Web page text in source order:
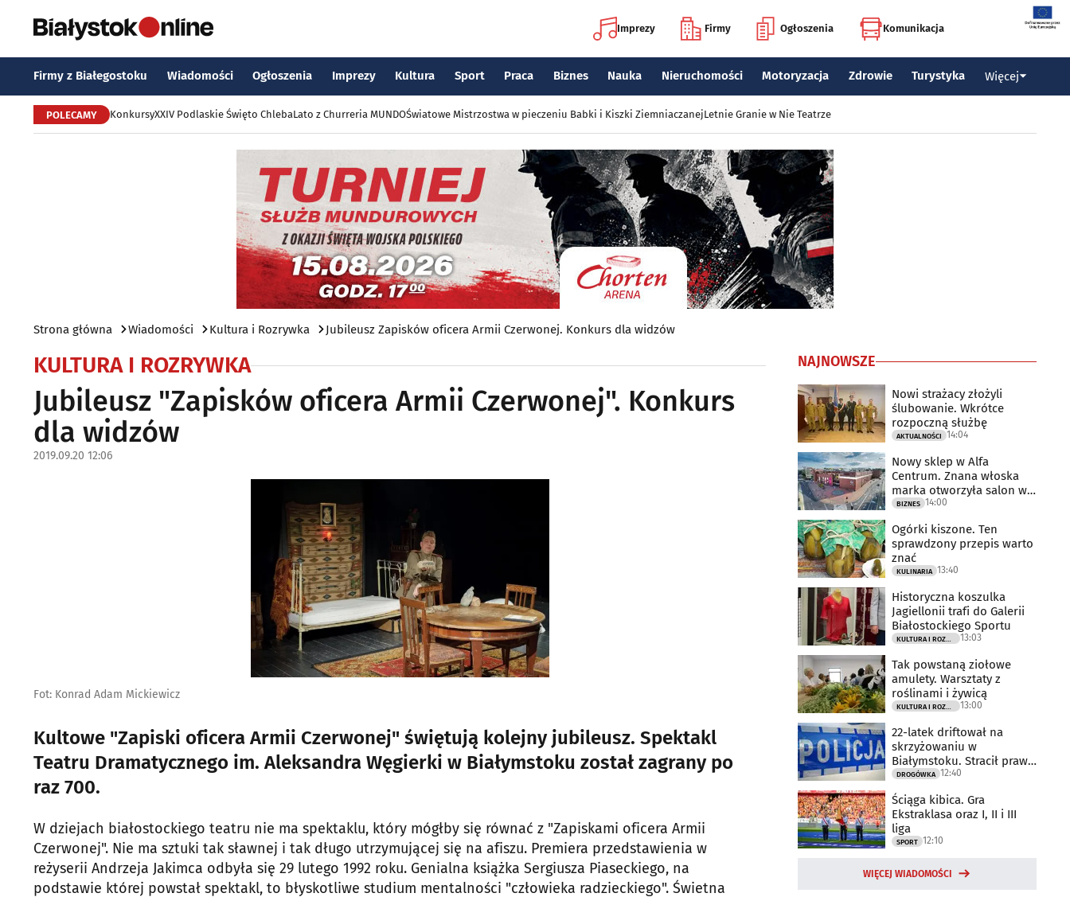
Imprezy Firmy Ogłoszenia Komunikacja
Firmy z Białegostoku Wiadomości Ogłoszenia Imprezy Kultura Sport Praca Biznes Nauka Nieruchomości Motoryzacja Zdrowie Turystyka Więcej
POLECAMY KonkursyXXIV Podlaskie Święto ChlebaLato z Churreria MUNDOŚwiatowe Mistrzostwa w pieczeniu Babki i Kiszki ZiemniaczanejLetnie Granie w Nie Teatrze
Strona główna Wiadomości Kultura i Rozrywka Jubileusz Zapisków oficera Armii Czerwonej. Konkurs dla widzów
KULTURA I ROZRYWKA
Jubileusz "Zapisków oficera Armii Czerwonej". Konkurs
dla widzów
2019.09.20 12:06
Fot: Konrad Adam Mickiewicz
Kultowe "Zapiski oficera Armii Czerwonej" świętują kolejny jubileusz. Spektakl
Teatru Dramatycznego im. Aleksandra Węgierki w Białymstoku został zagrany po
raz 700.
W dziejach białostockiego teatru nie ma spektaklu, który mógłby się równać z "Zapiskami oficera Armii
Czerwonej". Nie ma sztuki tak sławnej i tak długo utrzymującej się na afiszu. Premiera przedstawienia w
reżyserii Andrzeja Jakimca odbyła się 29 lutego 1992 roku. Genialna książka Sergiusza Piaseckiego, na
podstawie której powstał spektakl, to błyskotliwe studium mentalności "człowieka radzieckiego". Świetna
NAJNOWSZE
Nowi strażacy złożyli
ślubowanie. Wkrótce
rozpoczną służbę
AKTUALNOŚCI 14:04
Nowy sklep w Alfa
Centrum. Znana włoska
marka otworzyła salon w
Białymstoku
BIZNES 14:00
Ogórki kiszone. Ten
sprawdzony przepis warto
znać
KULINARIA 13:40
Historyczna koszulka
Jagiellonii trafi do Galerii
Białostockiego Sportu
13:03
Tak powstaną ziołowe
amulety. Warsztaty z
roślinami i żywicą
13:00
22-latek driftował na
skrzyżowaniu w
Białymstoku. Stracił prawo
jazdy
DROGÓWKA 12:40
Ściąga kibica. Gra
Ekstraklasa oraz I, II i III
liga
SPORT 12:10
WIĘCEJ WIADOMOŚCI